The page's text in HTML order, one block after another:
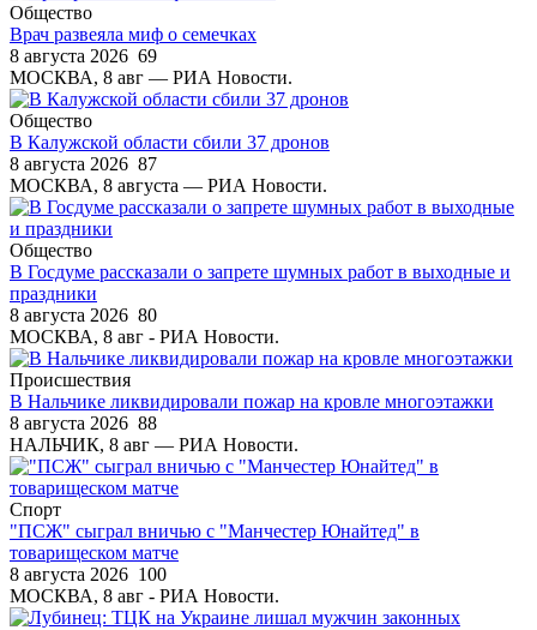
Общество
Врач развеяла миф о семечках
8 августа 2026 69
МОСКВА, 8 авг — РИА Новости.
Общество
В Калужской области сбили 37 дронов
8 августа 2026 87
МОСКВА, 8 августа — РИА Новости.
Общество
В Госдуме рассказали о запрете шумных работ в выходные и
праздники
8 августа 2026 80
МОСКВА, 8 авг - РИА Новости.
Происшествия
В Нальчике ликвидировали пожар на кровле многоэтажки
8 августа 2026 88
НАЛЬЧИК, 8 авг — РИА Новости.
Спорт
"ПСЖ" сыграл вничью с "Манчестер Юнайтед" в
товарищеском матче
8 августа 2026 100
МОСКВА, 8 авг - РИА Новости.